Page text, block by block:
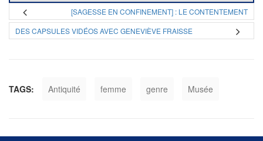
[SAGESSE EN CONFINEMENT] : LE CONTENTEMENT
DES CAPSULES VIDÉOS AVEC GENEVIÈVE FRAISSE
TAGS: Antiquité femme genre Musée